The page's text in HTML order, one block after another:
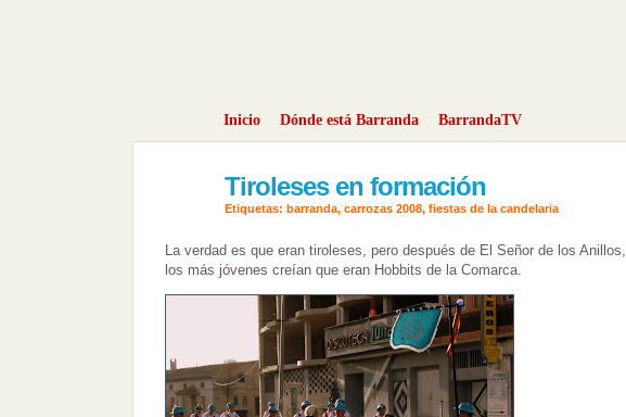
Inicio Dónde está Barranda BarrandaTV
Tiroleses en formación
Etiquetas: barranda, carrozas 2008, fiestas de la candelaria
La verdad es que eran tiroleses, pero después de El Señor de los Anillos,
los más jóvenes creían que eran Hobbits de la Comarca.